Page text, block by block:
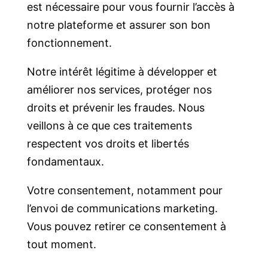
est nécessaire pour vous fournir l’accès à
notre plateforme et assurer son bon
fonctionnement.
Notre intérêt légitime à développer et
améliorer nos services, protéger nos
droits et prévenir les fraudes. Nous
veillons à ce que ces traitements
respectent vos droits et libertés
fondamentaux.
Votre consentement, notamment pour
l’envoi de communications marketing.
Vous pouvez retirer ce consentement à
tout moment.